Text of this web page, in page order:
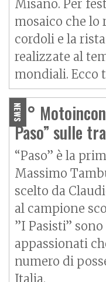
Misano. Per
mosaico che lo
cordoli e la
realizzate al
mondiali. Ecco
NEWS
“1°
Paso” sulle
“Paso” è la
Massimo
scelto da
al campione
”I Pasisti”
appassionati
numero di
Italia.